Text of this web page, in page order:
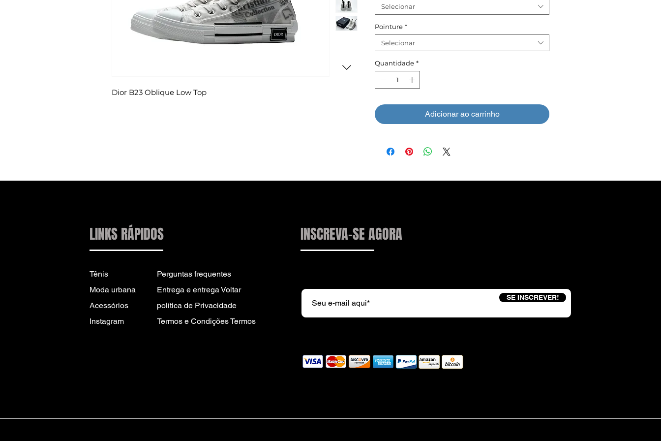
Dior B23 Oblique Low Top
Selecionar
Pointure *
Selecionar
Quantidade *
Adicionar ao carrinho
LINKS RÁPIDOS
Tênis
Moda urbana
Acessórios
Instagram
Perguntas frequentes
Entrega e entrega Voltar
política de Privacidade
Termos e Condições Termos
INSCREVA-SE AGORA
SE INSCREVER!